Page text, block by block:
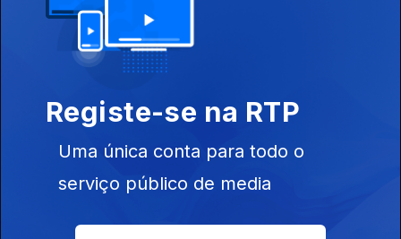
Fausto - "Ao Longo De Um Claro Rio De Água
12 nov. 2018
Fausto - "A Noite dos Alquimistas"
Registe-se na RTP
Uma única conta para todo o
serviço público de media